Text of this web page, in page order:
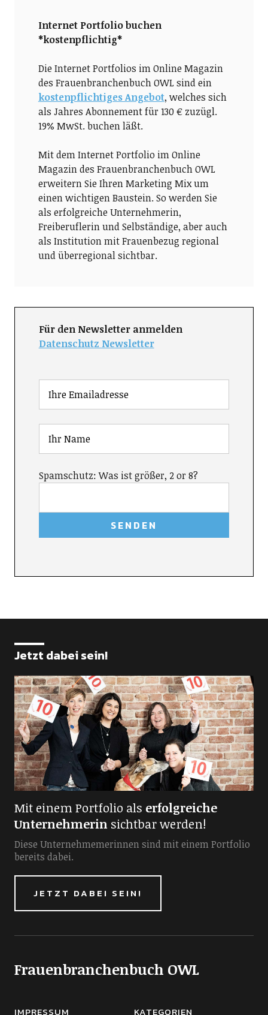
Internet Portfolio buchen
*kostenpflichtig*
Die Internet Portfolios im Online Magazin
des Frauenbranchenbuch OWL sind ein
kostenpflichtiges Angebot, welches sich
als Jahres Abonnement für 130 € zuzügl.
19% MwSt. buchen läßt.
Mit dem Internet Portfolio im Online
Magazin des Frauenbranchenbuch OWL
erweitern Sie Ihren Marketing Mix um
einen wichtigen Baustein. So werden Sie
als erfolgreiche Unternehmerin,
Freiberuflerin und Selbständige, aber auch
als Institution mit Frauenbezug regional
und überregional sichtbar.
Für den Newsletter anmelden
Datenschutz Newsletter
Spamschutz: Was ist größer, 2 or 8?
Jetzt dabei sein!
Mit einem Portfolio als erfolgreiche
Unternehmerinsichtbar werden!
Diese Unternehmemerinnen sind mit einem Portfolio
bereits dabei.
JETZT DABEI SEIN!
Frauenbranchenbuch OWL
IMPRESSUM KATEGORIEN